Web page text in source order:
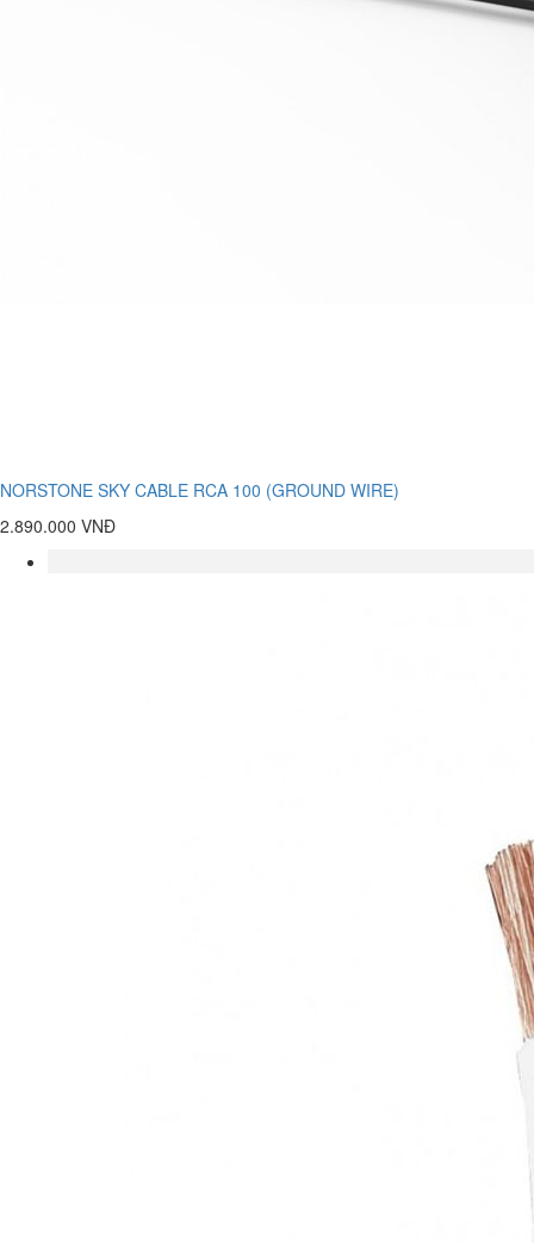
NORSTONE SKY CABLE RCA 100 (GROUND WIRE)
2.890.000 VNĐ